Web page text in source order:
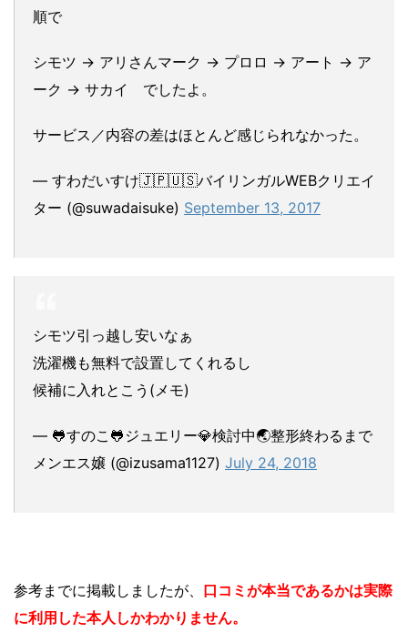
順で
シモツ → アリさんマーク → プロロ → アート → ア
ーク → サカイ でしたよ。
サービス／内容の差はほとんど感じられなかった。
— すわだいすけ🇯🇵🇺🇸バイリンガルWEBクリエイ
ター (@suwadaisuke) September 13, 2017
シモツ引っ越し安いなぁ
洗濯機も無料で設置してくれるし
候補に入れとこう(メモ)
— 🐸すのこ🐸ジュエリー💎検討中🌏整形終わるまで
メンエス嬢 (@izusama1127) July 24, 2018
参考までに掲載しましたが、 口コミが本当であるかは実際
に利用した本人しかわかりません。